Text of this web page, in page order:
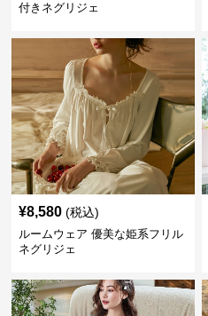
付きネグリジェ
¥8,580 (税込)
ルームウェア 優美な姫系フリル
ネグリジェ